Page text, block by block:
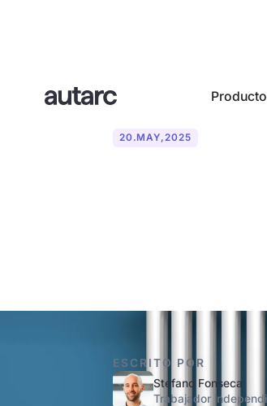
20.MAY,2025
ESCRITO POR
Stefano Fonseca
Trabajador